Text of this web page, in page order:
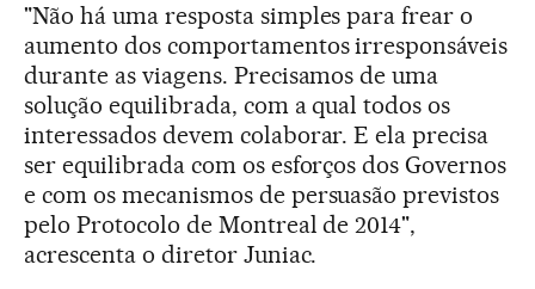
"Não há uma resposta simples para frear o
aumento dos comportamentos irresponsáveis
durante as viagens. Precisamos de uma
solução equilibrada, com a qual todos os
interessados devem colaborar. E ela precisa
ser equilibrada com os esforços dos Governos
e com os mecanismos de persuasão previstos
pelo Protocolo de Montreal de 2014",
acrescenta o diretor Juniac.